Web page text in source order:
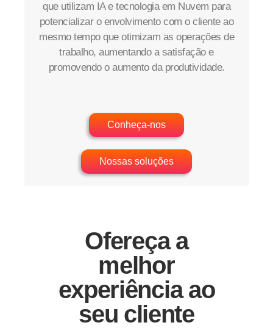
que utilizam IA e tecnologia em Nuvem para
potencializar o envolvimento com o cliente ao
mesmo tempo que otimizam as operações de
trabalho, aumentando a satisfação e
promovendo o aumento da produtividade.
Conheça-nos
Nossas soluções
Ofereça a
melhor
experiência ao
seu cliente